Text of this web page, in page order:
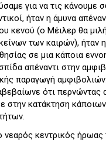
για να τις κάνουμε
ήταν η άμυνα
κενού (ο Μέιλερ θα
των καιρών), ήταν
σε μια κάποια
απέναντι στην
παραγωγή
ότι περνώντας
στην κατάκτηση
νεαρός κεντρικός ήρωας